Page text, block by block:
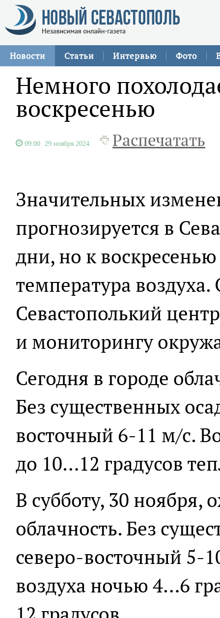
Новости Статьи Интервью Фото
Немного
воскресенью
09:00 29 ноября 2024 Распечатать
Значительных
прогнозируется в
дни, но к воскресенью
температура
Севастополький
и мониторингу
Сегодня в городе
Без существенных
восточный 6-11 м/с.
до 10…12 градусов
В субботу, 30 ноября,
облачность. Без
северо-восточный 5-
воздуха ночью 4…6